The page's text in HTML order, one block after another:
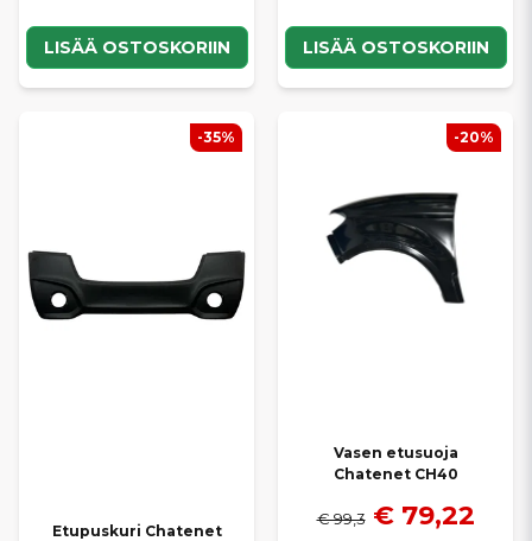
LISÄÄ OSTOSKORIIN LISÄÄ OSTOSKORIIN
Etupuskuri Chatenet
-35%
Vasen etusuoja
Chatenet CH40
€ 99,3 € 79,22
-20%